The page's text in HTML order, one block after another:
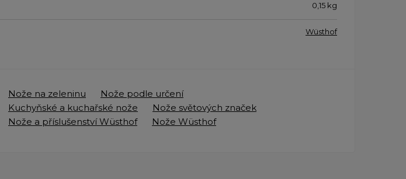
0,15 kg
Wüsthof
Nože na zeleninu
Nože podle určení
Kuchyňské a kuchařské nože
Nože světových značek
Nože a příslušenství Wüsthof
Nože Wüsthof